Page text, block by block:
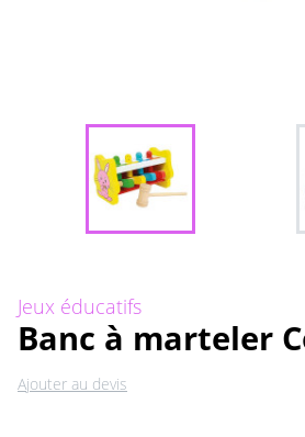
Jeux éducatifs
Banc à marteler
Ajouter au devis